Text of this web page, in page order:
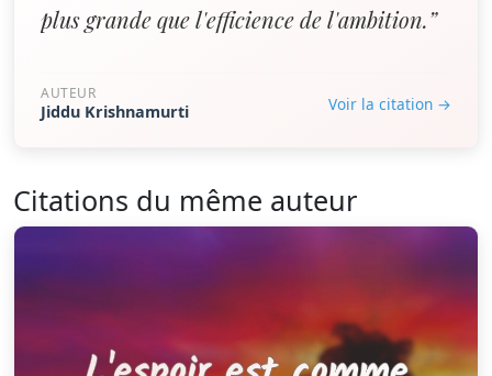
plus grande que l'efficience de l'ambition.”
AUTEUR
Jiddu Krishnamurti Voir la citation →
Citations du même auteur